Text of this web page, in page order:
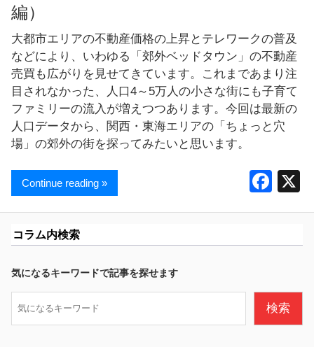
編）
大都市エリアの不動産価格の上昇とテレワークの普及
などにより、いわゆる「郊外ベッドタウン」の不動産
売買も広がりを見せてきています。これまであまり注
目されなかった、人口4～5万人の小さな街にも子育て
ファミリーの流入が増えつつあります。今回は最新の
人口データから、関西・東海エリアの「ちょっと穴
場」の郊外の街を探ってみたいと思います。
F
e
o
o
Continue reading »
コラム内検索
気になるキーワードで記事を探せます
索
検索